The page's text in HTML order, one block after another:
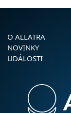
O ALLATRA
NOVINKY
UDÁLOSTI